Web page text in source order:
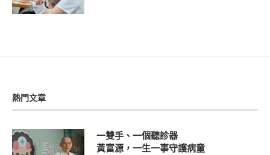
熱門文章
一雙手、一個聽診器
黃富源，一生一事守護病童